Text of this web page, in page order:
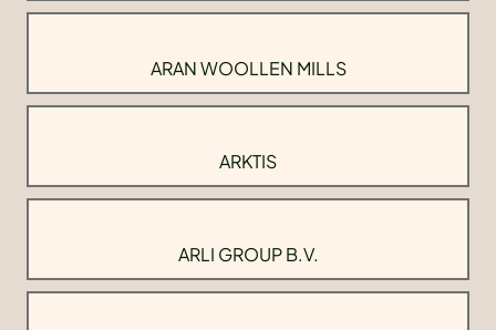
ARAN WOOLLEN MILLS
ARKTIS
ARLI GROUP B.V.